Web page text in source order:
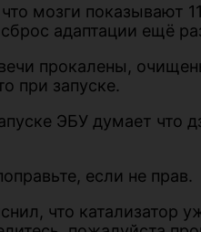
мозги показывают
адаптации ещё
прокалены,
при запуске.
ЭБУ думает что
если не прав.
что катализатор